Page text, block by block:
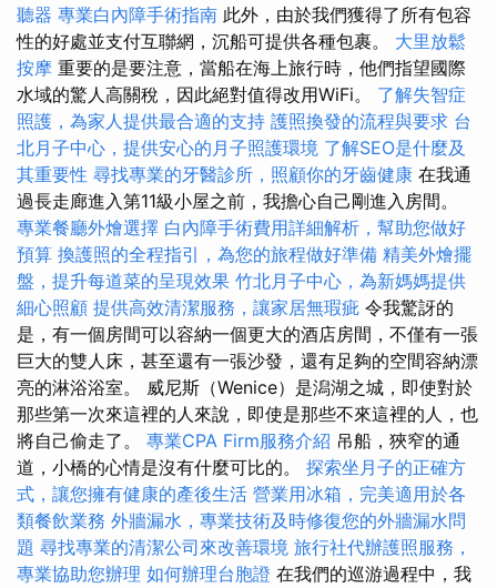
聽器 專業白內障手術指南 此外，由於我們獲得了所有包容
性的好處並支付互聯網，沉船可提供各種包裹。 大里放鬆
按摩 重要的是要注意，當船在海上旅行時，他們指望國際
水域的驚人高關稅，因此絕對值得改用WiFi。 了解失智症
照護，為家人提供最合適的支持 護照換發的流程與要求 台
北月子中心，提供安心的月子照護環境 了解SEO是什麼及
其重要性 尋找專業的牙醫診所，照顧你的牙齒健康 在我通
過長走廊進入第11級小屋之前，我擔心自己剛進入房間。
專業餐廳外燴選擇 白內障手術費用詳細解析，幫助您做好
預算 換護照的全程指引，為您的旅程做好準備 精美外燴擺
盤，提升每道菜的呈現效果 竹北月子中心，為新媽媽提供
細心照顧 提供高效清潔服務，讓家居無瑕疵 令我驚訝的
是，有一個房間可以容納一個更大的酒店房間，不僅有一張
巨大的雙人床，甚至還有一張沙發，還有足夠的空間容納漂
亮的淋浴浴室。 威尼斯（Wenice）是潟湖之城，即使對於
那些第一次來這裡的人來說，即使是那些不來這裡的人，也
將自己偷走了。 專業CPA Firm服務介紹 吊船，狹窄的通
道，小橋的心情是沒有什麼可比的。 探索坐月子的正確方
式，讓您擁有健康的產後生活 營業用冰箱，完美適用於各
類餐飲業務 外牆漏水，專業技術及時修復您的外牆漏水問
題 尋找專業的清潔公司來改善環境 旅行社代辦護照服務，
專業協助您辦理 如何辦理台胞證 在我們的巡游過程中，我